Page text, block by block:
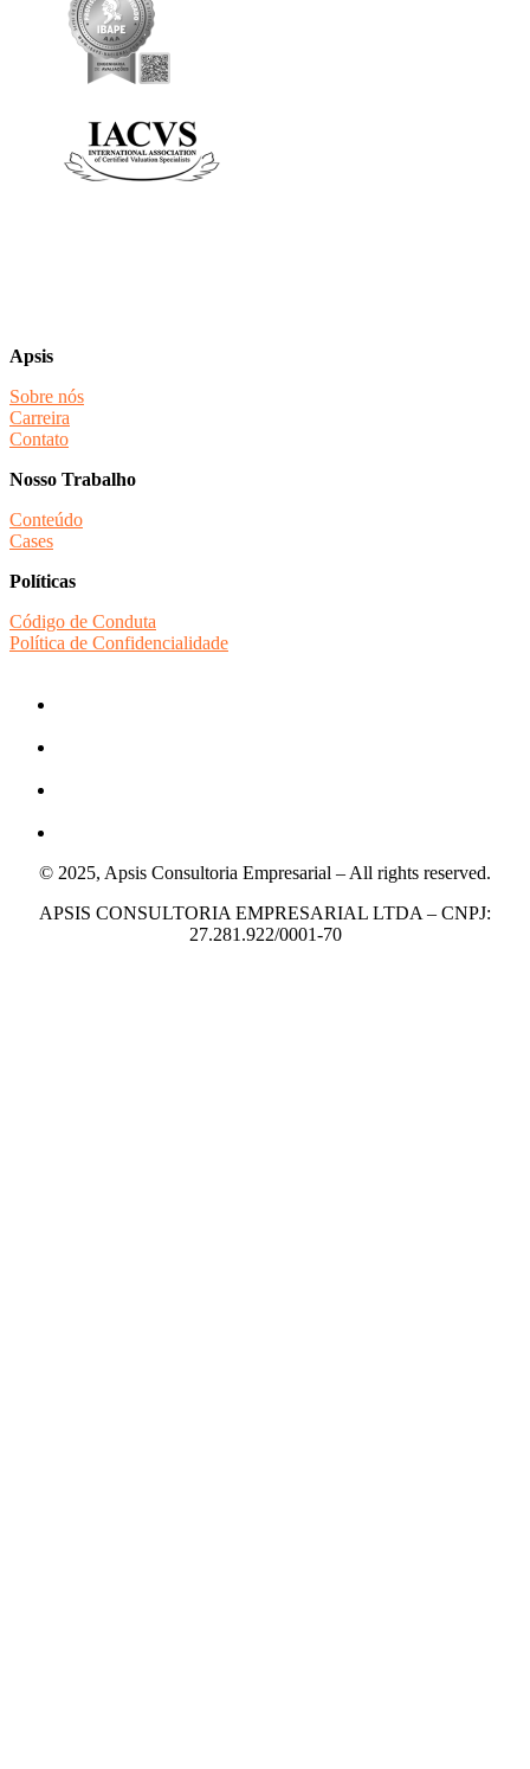
Apsis
Sobre nós
Carreira
Contato
Nosso Trabalho
Conteúdo
Cases
Políticas
Código de Conduta
Política de Confidencialidade
© 2025, Apsis Consultoria Empresarial – All rights reserved.
APSIS CONSULTORIA EMPRESARIAL LTDA – CNPJ:
27.281.922/0001-70